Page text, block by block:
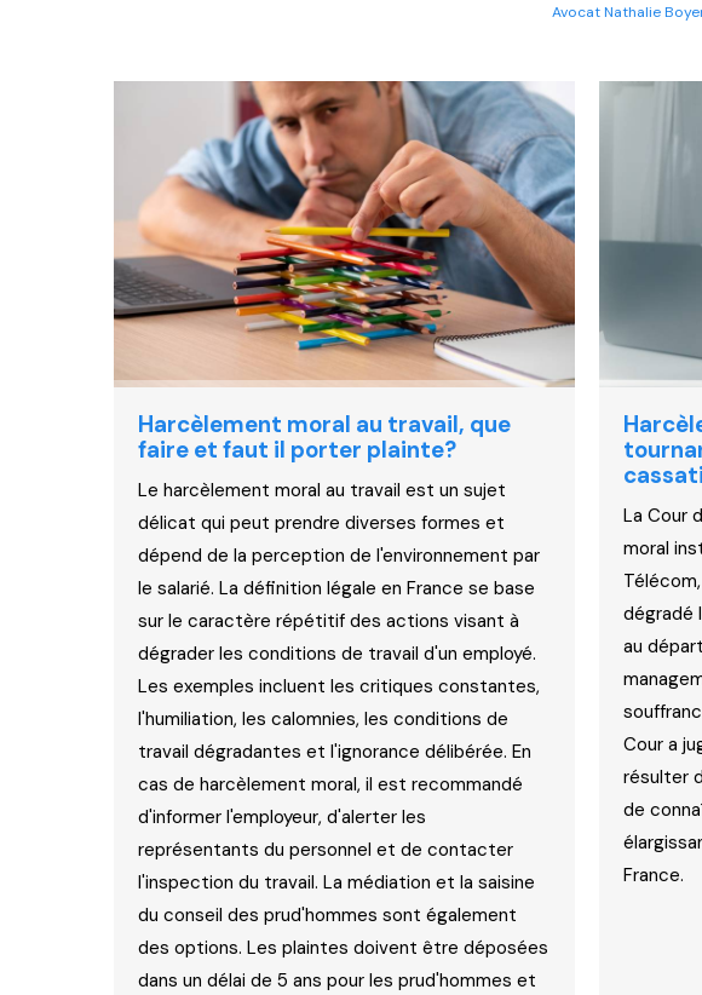
Avocat Nathalie
Harcèlement moral au travail, que
faire et faut il porter plainte?
Le harcèlement moral au travail est un sujet
délicat qui peut prendre diverses formes et
dépend de la perception de l'environnement par
le salarié. La définition légale en France se base
sur le caractère répétitif des actions visant à
dégrader les conditions de travail d'un employé.
Les exemples incluent les critiques constantes,
l'humiliation, les calomnies, les conditions de
travail dégradantes et l'ignorance délibérée. En
cas de harcèlement moral, il est recommandé
d'informer l'employeur, d'alerter les
représentants du personnel et de contacter
l'inspection du travail. La médiation et la saisine
du conseil des prud'hommes sont également
des options. Les plaintes doivent être déposées
dans un délai de 5 ans pour les prud'hommes et
La Cour
moral
dégradé
au
Cour a
résulter
de
France.